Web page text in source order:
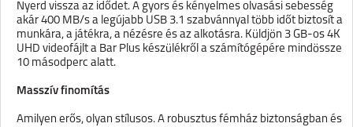
Nyerd vissza az idődet. A gyors és kényelmes olvasási sebesség
akár 400 MB/s a legújabb USB 3.1 szabvánnyal több időt biztosít a
munkára, a játékra, a nézésre és az alkotásra. Küldjön 3 GB-os 4K
UHD videofájlt a Bar Plus készülékről a számítógépére mindössze
10 másodperc alatt.
Masszív finomítás
Amilyen erős, olyan stílusos. A robusztus fémház biztonságban és